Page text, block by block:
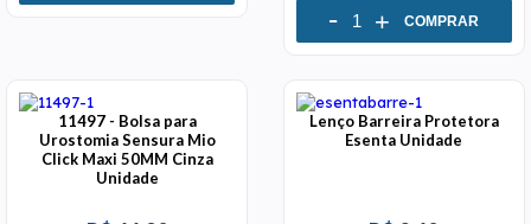
- + COMPRAR
11497 - Bolsa para
Urostomia Sensura Mio
Click Maxi 50MM Cinza
Unidade
Lenço Barreira Protetora
Esenta Unidade